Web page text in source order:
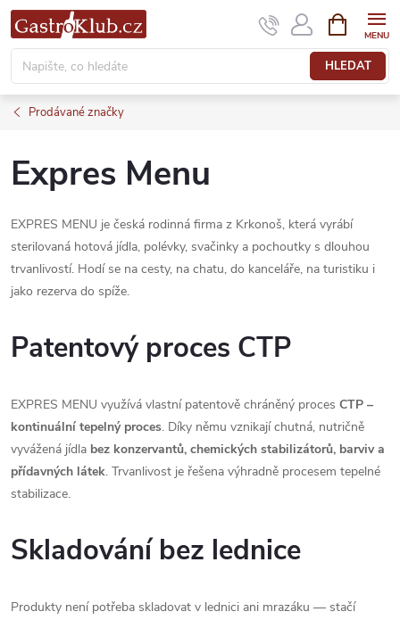
Přejít
na
obsah
HLEDAT
NÁKUPNÍ
KOŠÍK
Prodávané značky
Expres Menu
EXPRES MENU je česká rodinná firma z Krkonoš, která vyrábí
sterilovaná hotová jídla, polévky, svačinky a pochoutky s dlouhou
trvanlivostí. Hodí se na cesty, na chatu, do kanceláře, na turistiku i
jako rezerva do spíže.
Patentový proces CTP
EXPRES MENU využívá vlastní patentově chráněný proces CTP –
kontinuální tepelný proces. Díky němu vznikají chutná, nutričně
vyvážená jídla bez konzervantů, chemických stabilizátorů, barviv a
přídavných látek. Trvanlivost je řešena výhradně procesem tepelné
stabilizace.
Skladování bez lednice
Produkty není potřeba skladovat v lednici ani mrazáku — stačí